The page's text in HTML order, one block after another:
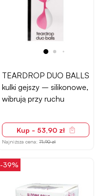
TEARDROP DUO BALLS
kulki gejszy – silikonowe,
wibrują przy ruchu
Kup - 53,90 zł
Najniższa cena: 71,90 zł
-39%